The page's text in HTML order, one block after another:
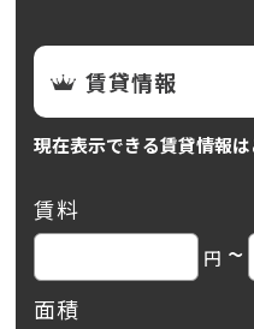
賃貸情報
現在表示できる賃貸情報は
賃料
円 ~
面積